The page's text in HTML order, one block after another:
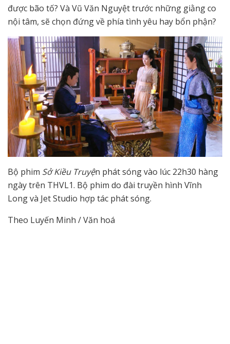
được bão tố? Và Vũ Văn Nguyệt trước những giằng co
nội tâm, sẽ chọn đứng về phía tình yêu hay bổn phận?
Bộ phim Sở Kiều Truyện phát sóng vào lúc 22h30 hàng
ngày trên THVL1. Bộ phim do đài truyền hình Vĩnh
Long và Jet Studio hợp tác phát sóng.
Theo Luyến Minh / Văn hoá